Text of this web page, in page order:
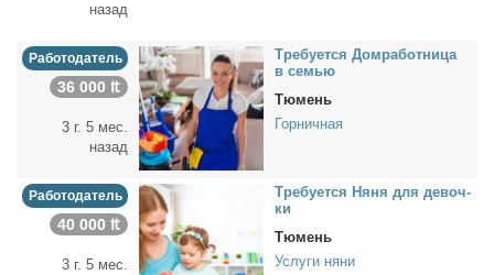
назад
Работодатель
36 000 ₶
3 г. 5 мес.
назад
Тре­бу­ет­ся Дом­ра­бот­ни­ца
в се­мью
Тюмень
Горничная
Работодатель
40 000 ₶
3 г. 5 мес.
Тре­бу­ет­ся Ня­ня для де­воч­
ки
Тюмень
Услуги няни